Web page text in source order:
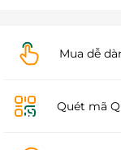
Mua dễ
Quét mã